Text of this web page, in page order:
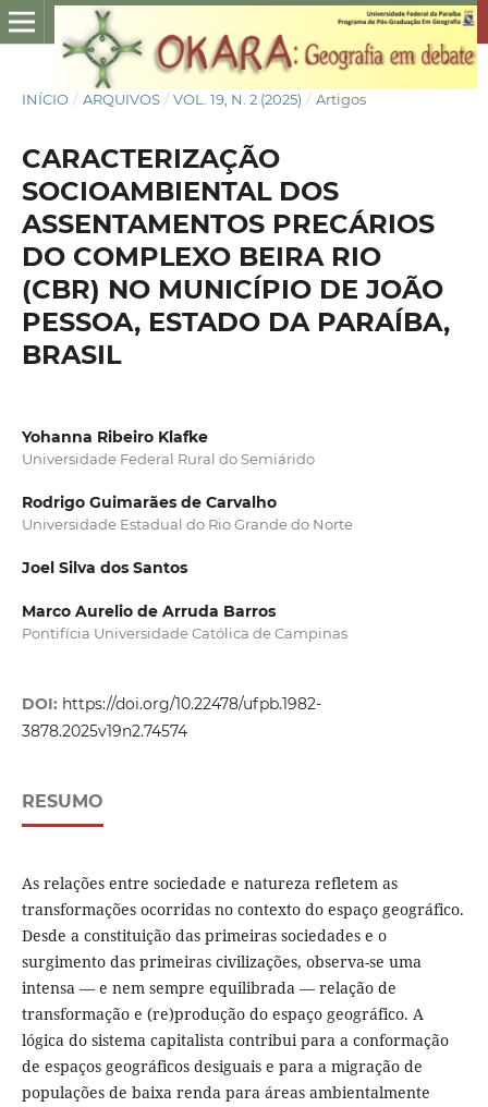
INÍCIO / ARQUIVOS / VOL. 19, N. 2 (2025) / Artigos
CARACTERIZAÇÃO
SOCIOAMBIENTAL DOS
ASSENTAMENTOS PRECÁRIOS
DO COMPLEXO BEIRA RIO
(CBR) NO MUNICÍPIO DE JOÃO
PESSOA, ESTADO DA PARAÍBA,
BRASIL
Yohanna Ribeiro Klafke
Universidade Federal Rural do Semiárido
Rodrigo Guimarães de Carvalho
Universidade Estadual do Rio Grande do Norte
Joel Silva dos Santos
Marco Aurelio de Arruda Barros
Pontifícia Universidade Católica de Campinas
DOI: https://doi.org/10.22478/ufpb.1982-
3878.2025v19n2.74574
RESUMO
As relações entre sociedade e natureza refletem as
transformações ocorridas no contexto do espaço geográfico.
Desde a constituição das primeiras sociedades e o
surgimento das primeiras civilizações, observa-se uma
intensa — e nem sempre equilibrada — relação de
transformação e (re)produção do espaço geográfico. A
lógica do sistema capitalista contribui para a conformação
de espaços geográficos desiguais e para a migração de
populações de baixa renda para áreas ambientalmente